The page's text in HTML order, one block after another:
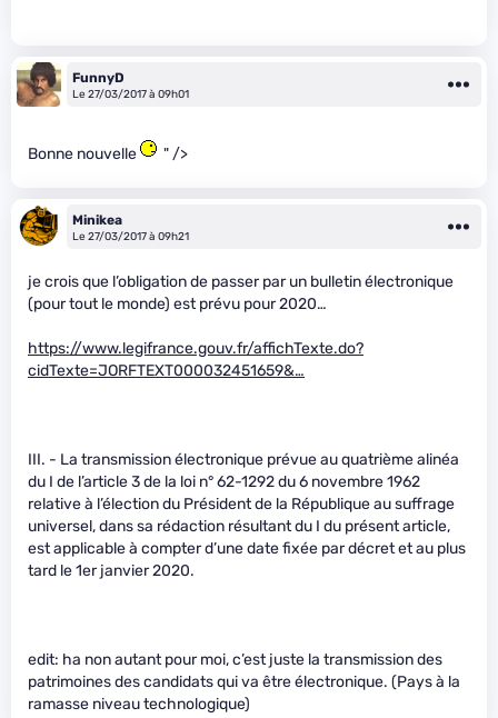
FunnyD
Le 27/03/2017 à 09h01
Bonne nouvelle " />
Minikea
Le 27/03/2017 à 09h21
je crois que l’obligation de passer par un bulletin électronique
(pour tout le monde) est prévu pour 2020…
https://www.legifrance.gouv.fr/affichTexte.do?
cidTexte=JORFTEXT000032451659&…
III. - La transmission électronique prévue au quatrième alinéa
du I de l’article 3 de la loi n° 62-1292 du 6 novembre 1962
relative à l’élection du Président de la République au suffrage
universel, dans sa rédaction résultant du I du présent article,
est applicable à compter d’une date fixée par décret et au plus
tard le 1er janvier 2020.
edit: ha non autant pour moi, c’est juste la transmission des
patrimoines des candidats qui va être électronique. (Pays à la
ramasse niveau technologique)